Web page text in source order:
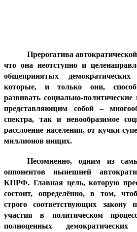
Прерогатива
что она неотступно и
общепринятых
которые, и только они,
развивать социально-
представляющим собой –
спектра, так и невообразимое
расслоение населения, от кучки
миллионов нищих.
Несомненно, одним из
оппонентов нынешней
КПРФ. Главная цель, которую
состоит, определённо, в том,
строго соответствующих закону
участия в политическом
полноценных